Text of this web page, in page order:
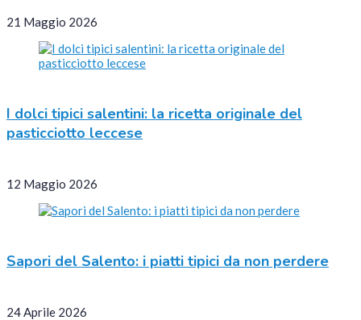
21 Maggio 2026
I dolci tipici salentini: la ricetta originale del
pasticciotto leccese
12 Maggio 2026
Sapori del Salento: i piatti tipici da non perdere
24 Aprile 2026